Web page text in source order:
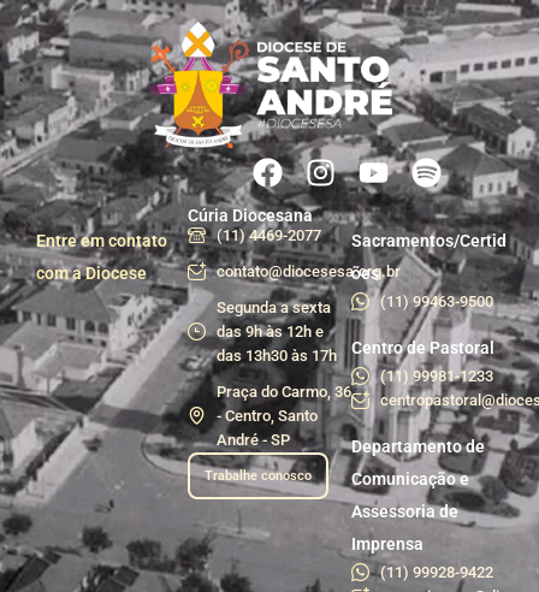
Entre em contato
com a Diocese
Cúria Diocesana
(11) 4469-2077
contato@diocesesa.org.br
Segunda a sexta
das 9h às 12h e
das 13h30 às 17h
Praça do Carmo, 36
- Centro, Santo
André - SP
Trabalhe conosco
Sacramentos/Certid
ões
(11) 99463-9500
Centro de Pastoral
(11) 99981-1233
Departamento de
Comunicação e
Assessoria de
Imprensa
(11) 99928-9422